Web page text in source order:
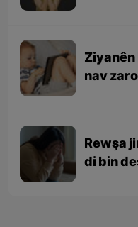
nav
Rewşa
di bin